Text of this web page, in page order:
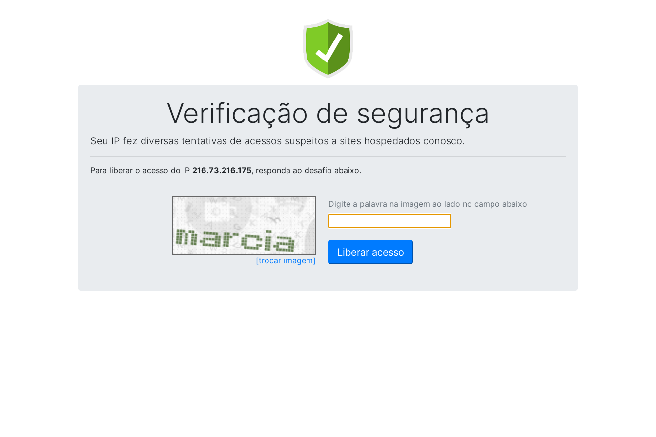
Verificação de segurança
Seu IP fez diversas tentativas de acessos suspeitos a sites hospedados conosco.
Para liberar o acesso do IP 216.73.216.175, responda ao desafio abaixo.
[trocar imagem]
Digite a palavra na imagem ao lado no campo abaixo